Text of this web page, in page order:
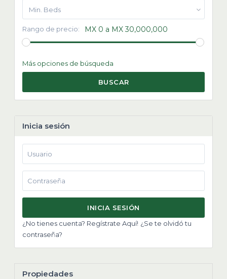
Min. Beds
Rango de precio: MX 0 a MX 30,000,000
Más opciones de búsqueda
BUSCAR
Inicia sesión
INICIA SESIÓN
¿No tienes cuenta? Regístrate Aquí! ¿Se te olvidó tu
contraseña?
Propiedades